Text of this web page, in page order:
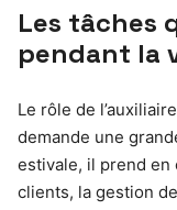
Les tâches
pendant la
Le rôle de
demande une
estivale, il prend en
clients, la gestion